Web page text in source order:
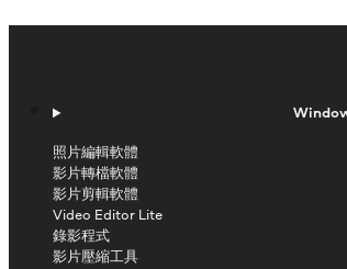
照片編輯軟體
影片轉檔軟體
影片剪輯軟體
Video Editor Lite
錄影程式
影片壓縮工具